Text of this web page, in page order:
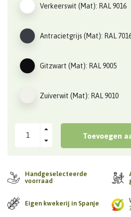
Verkeerswit (Mat): RAL 9016
Antracietgrijs (Mat): RAL
Gitzwart (Mat): RAL 9005
Zuiverwit (Mat): RAL 9010
Toevoegen
Handgeselecteerde
voorraad
Eigen kwekerij in Spanje